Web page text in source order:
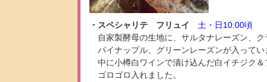
・スペシャリテ フリュイ
土・日10:00頃
自家製酵母の生地に、サルタナレーズン、ク
パイナップル、グリーンレーズンが入ってい
中に小樽白ワインで漬け込んだ白イチジク＆
ゴロゴロ入れました。